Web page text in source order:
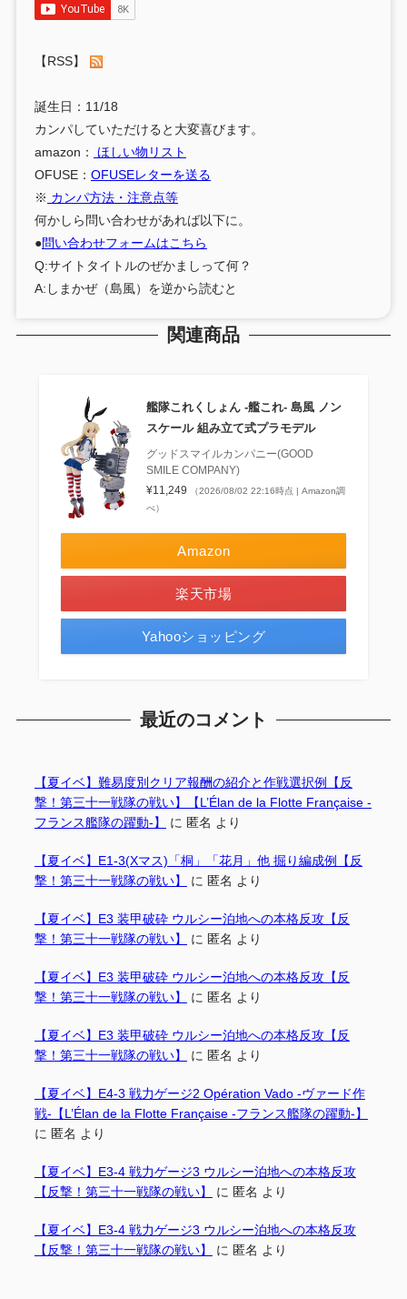
【RSS】
誕生日：11/18
カンパしていただけると大変喜びます。
amazon：
ほしい物リスト
OFUSE： OFUSEレターを送る
※ カンパ方法・注意点等
何かしら問い合わせがあれば以下に。
●問い合わせフォームはこちら
Q:サイトタイトルのぜかましって何？
A:しまかぜ（島風）を逆から読むと
関連商品
艦隊これくしょん ‐艦これ‐ 島風 ノン
スケール 組み立て式プラモデル
グッドスマイルカンパニー(GOOD
SMILE COMPANY)
¥11,249
（2026/08/02 22:16時点 | Amazon調
べ）
Amazon
楽天市場
Yahooショッピング
最近のコメント
【夏イベ】難易度別クリア報酬の紹介と作戦選択例【反
撃！第三十一戦隊の戦い】【L’Élan de la Flotte Française -
フランス艦隊の躍動-】
に 匿名 より
【夏イベ】E1-3(Xマス)「桐」「花月」他 掘り編成例【反
撃！第三十一戦隊の戦い】
に 匿名 より
【夏イベ】E3 装甲破砕 ウルシー泊地への本格反攻【反
撃！第三十一戦隊の戦い】
に 匿名 より
【夏イベ】E3 装甲破砕 ウルシー泊地への本格反攻【反
撃！第三十一戦隊の戦い】
に 匿名 より
【夏イベ】E3 装甲破砕 ウルシー泊地への本格反攻【反
撃！第三十一戦隊の戦い】
に 匿名 より
【夏イベ】E4-3 戦力ゲージ2 Opération Vado -ヴァード作
戦-【L’Élan de la Flotte Française -フランス艦隊の躍動-】
に 匿名 より
【夏イベ】E3-4 戦力ゲージ3 ウルシー泊地への本格反攻
【反撃！第三十一戦隊の戦い】
に 匿名 より
【夏イベ】E3-4 戦力ゲージ3 ウルシー泊地への本格反攻
【反撃！第三十一戦隊の戦い】
に 匿名 より